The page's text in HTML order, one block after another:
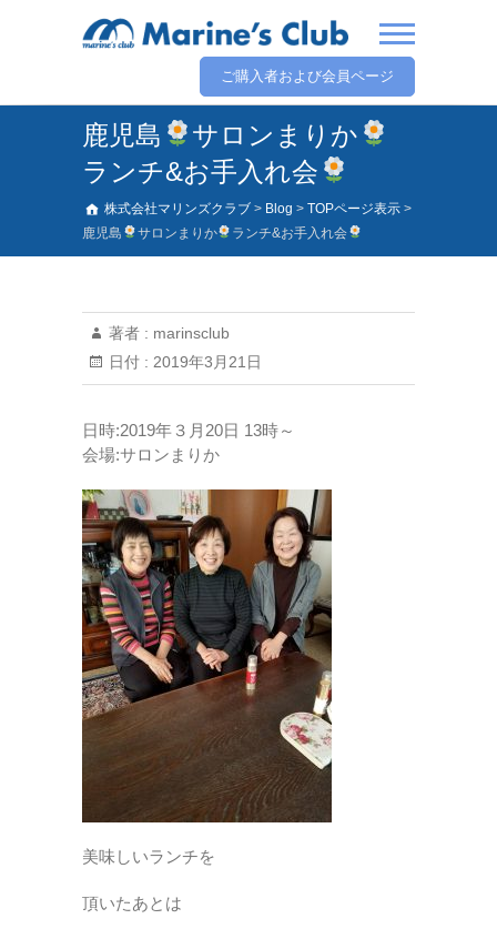
ご購入者および会員ページ
鹿児島
サロンまりか
ランチ&お手入れ会
株式会社マリンズクラブ > Blog > TOPページ表示 >
鹿児島
サロンまりか ランチ&お手入れ会
著者 : marinsclub
日付 : 2019年3月21日
日時:2019年３月20日 13時～
会場:サロンまりか
美味しいランチを
頂いたあとは